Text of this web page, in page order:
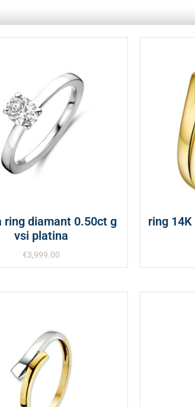
ring diamant 0.50ct g
vsi platina
€3,999.00
ring